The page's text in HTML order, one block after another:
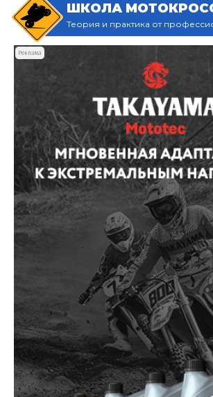
ШКОЛА
Теория и практика от
Реклама